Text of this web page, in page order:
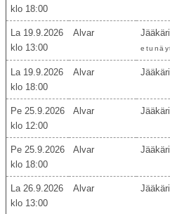
18:00
La 19.9.2026
13:00
Alvar
La 19.9.2026
18:00
Alvar
Pe 25.9.2026
12:00
Alvar
Pe 25.9.2026
18:00
Alvar
La 26.9.2026
13:00
Alvar